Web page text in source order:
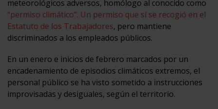
meteorológicos adversos, homólogo al conocido como
“permiso climático”. Un permiso que sí se recogió en el
Estatuto de los Trabajadores, pero mantiene
discriminados a los empleados públicos.
En un enero e inicios de febrero marcados por un
encadenamiento de episodios climáticos extremos, el
personal público se ha visto sometido a instrucciones
improvisadas y desiguales, según el territorio.